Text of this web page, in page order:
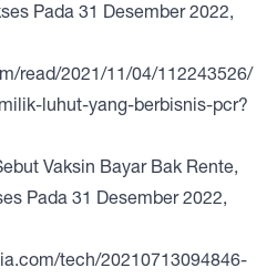
Pada 31 Desember 2022,
read/2021/11/04/112243526/
luhut-yang-berbisnis-pcr?
Vaksin Bayar Bak Rente,
Pada 31 Desember 2022,
tech/20210713094846-